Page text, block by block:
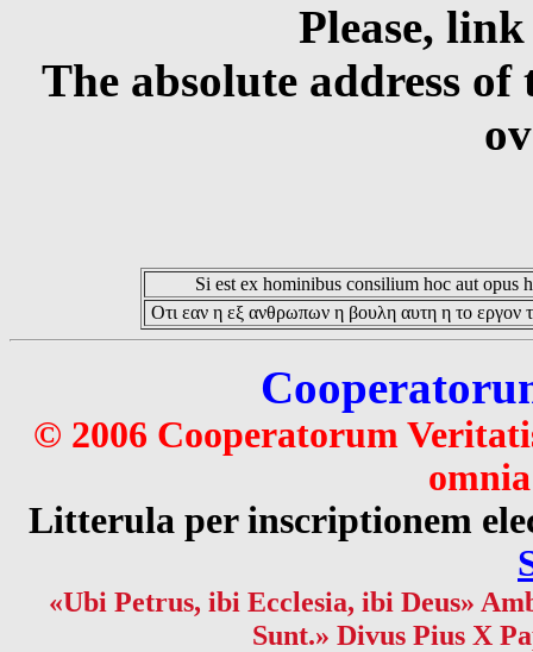
Please,
The absolute address
Si est ex hominibus consilium hoc aut opus
Οτι εαν η εξ ανθρωπων η βουλη αυτη η το εργον
© 2006 Cooperatorum
Litterula per inscriptionem
«Ubi Petrus, ibi Ecclesia, ibi Deus»
Sunt.» Divus Pius X